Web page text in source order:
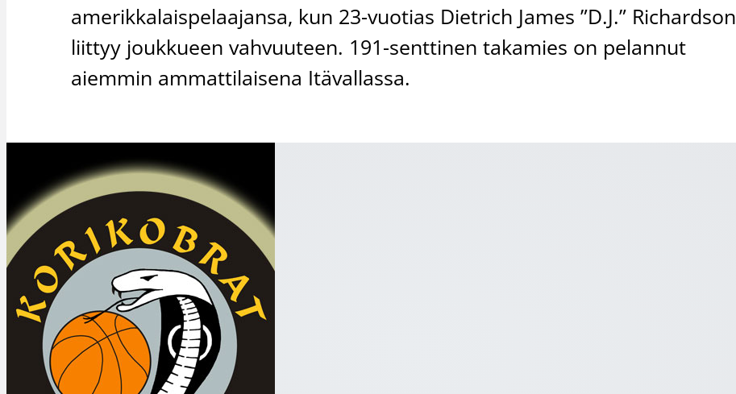
amerikkalaispelaajansa, kun 23-vuotias Dietrich James ”D.J.” Richardson
liittyy joukkueen vahvuuteen. 191-senttinen takamies on pelannut
aiemmin ammattilaisena Itävallassa.